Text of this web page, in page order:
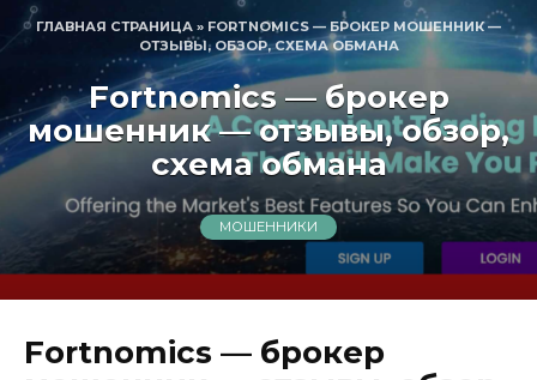
ГЛАВНАЯ СТРАНИЦА » FORTNOMICS — БРОКЕР МОШЕННИК —
ОТЗЫВЫ, ОБЗОР, СХЕМА ОБМАНА
Fortnomics — брокер
мошенник — отзывы, обзор,
схема обмана
МОШЕННИКИ
Fortnomics — брокер